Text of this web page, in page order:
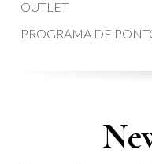
OUTLET
PROGRAMA DE